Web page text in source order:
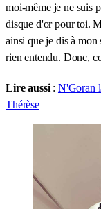
moi-même je ne suis
disque d'or pour toi.
ainsi que je dis à
rien entendu. Donc,
Lire aussi: N'Goran
Thérèse